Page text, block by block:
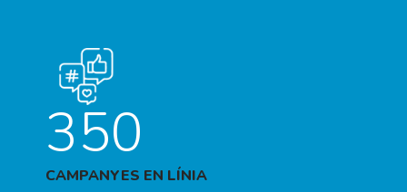
350
CAMPANYES EN LÍNIA